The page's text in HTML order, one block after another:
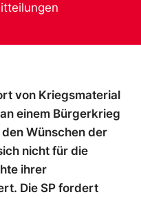
von Kriegsmaterial
einem Bürgerkrieg
Wünschen der
nicht für die
ihrer
Die SP fordert